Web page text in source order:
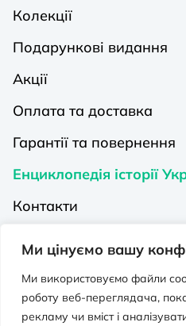
Ми цінуємо вашу
Ми використовуємо файли
роботу веб-переглядача,
рекламу чи вміст і
Колекції
Подарункові видання
Акції
Оплата та доставка
Гарантії та повернення
Енциклопедія історії
Контакти
Видавництва на Порталі
Політика